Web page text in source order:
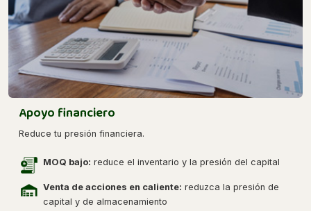
Apoyo financiero
Reduce tu presión financiera.
MOQ bajo: reduce el inventario y la presión del capital
Venta de acciones en caliente: reduzca la presión de
capital y de almacenamiento